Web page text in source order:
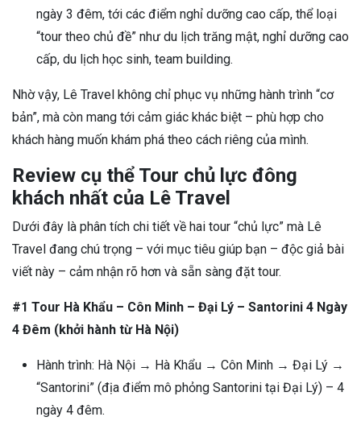
ngày 3 đêm, tới các điểm nghỉ dưỡng cao cấp, thể loại
“tour theo chủ đề” như du lịch trăng mật, nghỉ dưỡng cao
cấp, du lịch học sinh, team building.
Nhờ vậy, Lê Travel không chỉ phục vụ những hành trình “cơ
bản”, mà còn mang tới cảm giác khác biệt – phù hợp cho
khách hàng muốn khám phá theo cách riêng của mình.
Review cụ thể Tour chủ lực đông
khách nhất của Lê Travel
Dưới đây là phân tích chi tiết về hai tour “chủ lực” mà Lê
Travel đang chú trọng – với mục tiêu giúp bạn – độc giả bài
viết này – cảm nhận rõ hơn và sẵn sàng đặt tour.
#1 Tour Hà Khẩu – Côn Minh – Đại Lý – Santorini 4 Ngày
4 Đêm (khởi hành từ Hà Nội)
Hành trình: Hà Nội → Hà Khẩu → Côn Minh → Đại Lý →
“Santorini” (địa điểm mô phỏng Santorini tại Đại Lý) – 4
ngày 4 đêm.